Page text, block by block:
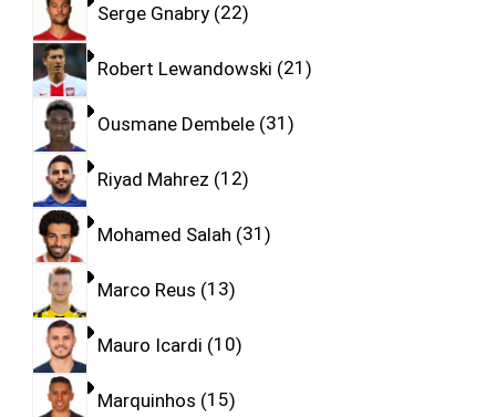
Serge Gnabry 22
Robert Lewandowski 21
Ousmane Dembele 31
Riyad Mahrez 12
Mohamed Salah 31
Marco Reus 13
Mauro Icardi 10
Marquinhos 15